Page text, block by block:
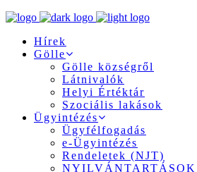
Hírek
Gölle
Gölle községről
Látnivalók
Helyi Értéktár
Szociális lakások
Ügyintézés
Ügyfélfogadás
e-Ügyintézés
Rendeletek (NJT)
NYILVÁNTARTÁSOK